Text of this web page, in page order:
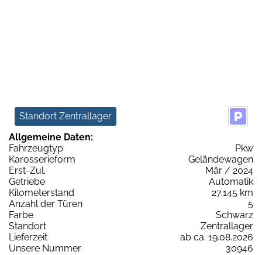
Standort Zentrallager
Allgemeine Daten:
Fahrzeugtyp
Pkw
Karosserieform
Geländewagen
Erst-Zul.
Mär / 2024
Getriebe
Automatik
Kilometerstand
27.145 km
Anzahl der Türen
5
Farbe
Schwarz
Standort
Zentrallager
Lieferzeit
ab ca. 19.08.2026
Unsere Nummer
30946